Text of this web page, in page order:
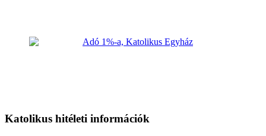
Katolikus hitéleti információk